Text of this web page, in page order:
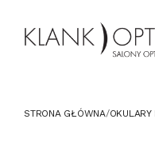
STRONA GŁÓWNA/OKULARY